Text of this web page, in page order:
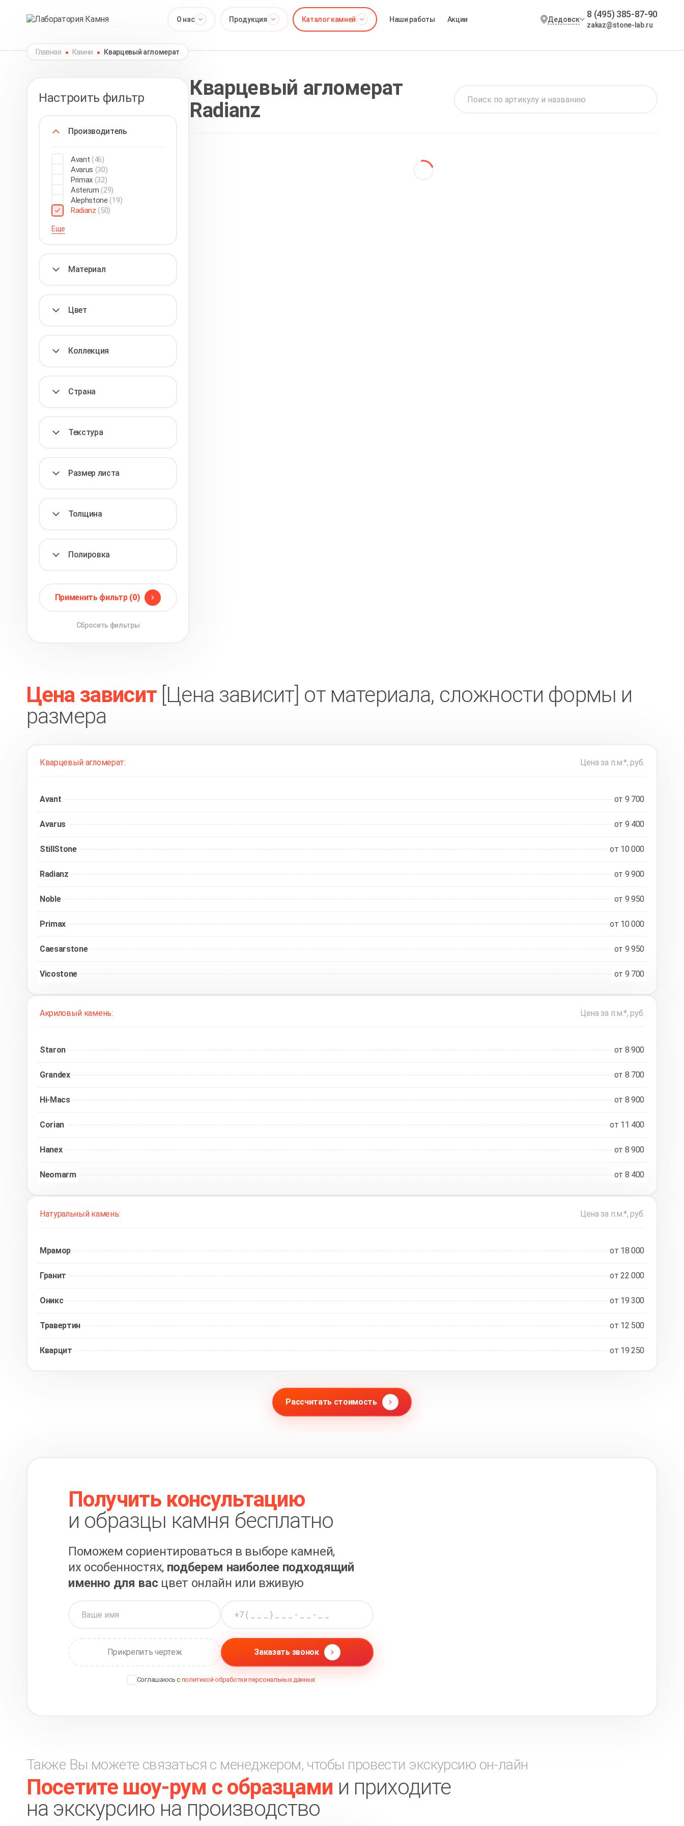
О нас Продукция Каталог камней Наши работы Акции Дедовск 8 (495) 385-87-90
zakaz@stone-lab.ru
Главная Камни Кварцевый агломерат
Настроить фильтр
Производитель
Avant (46)
Avarus (30)
Primax (32)
Asterum (29)
Alephstone (19)
Radianz (50)
Еще
Материал
Цвет
Коллекция
Страна
Текстура
Размер листа
Толщина
Полировка
Применить фильтр (0)
Сбросить фильтры
Кварцевый агломерат
Radianz
Цена зависит[Цена зависит] от материала, сложности формы и
размера
Кварцевый агломерат: Цена за п.м.*, руб.
Avant от 9 700
Avarus от 9 400
StillStone от 10 000
Radianz от 9 900
Noble от 9 950
Primax от 10 000
Caesarstone от 9 950
Vicostone от 9 700
Акриловый камень: Цена за п.м.*, руб.
Staron от 8 900
Grandex от 8 700
Hi-Macs от 8 900
Corian от 11 400
Hanex от 8 900
Neomarm от 8 400
Натуральный камень: Цена за п.м.*, руб.
Мрамор от 18 000
Гранит от 22 000
Оникс от 19 300
Травертин от 12 500
Кварцит от 19 250
Рассчитать стоимость
Получить консультацию
и образцы камня бесплатно
Поможем сориентироваться в выборе камней,
их особенностях, подберем наиболее подходящий
именно для васцвет онлайн или вживую
Прикрепить чертеж Заказать звонок
Соглашаюсь с политикой обработки персональных данных
Также Вы можете связаться с менеджером, чтобы провести экскурсию он-лайн
Посетите шоу-рум с образцами и приходите
на экскурсию на производство